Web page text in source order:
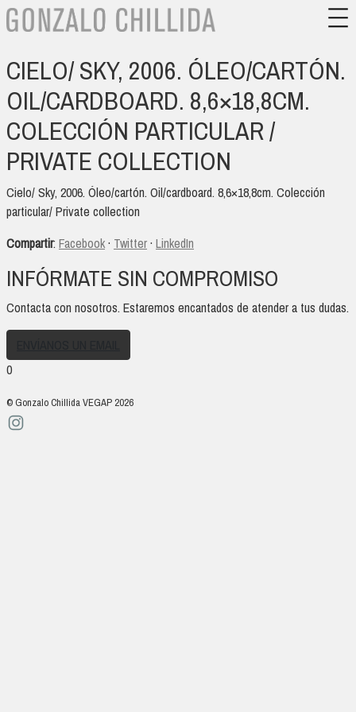
CIELO/ SKY, 2006. ÓLEO/CARTÓN.
OIL/CARDBOARD. 8,6×18,8CM.
COLECCIÓN PARTICULAR /
PRIVATE COLLECTION
Cielo/ Sky, 2006. Óleo/cartón. Oil/cardboard. 8,6×18,8cm. Colección
particular/ Private collection
Compartir: Facebook· Twitter· LinkedIn
INFÓRMATE SIN COMPROMISO
Contacta con nosotros. Estaremos encantados de atender a tus dudas.
0
© Gonzalo Chillida VEGAP 2026